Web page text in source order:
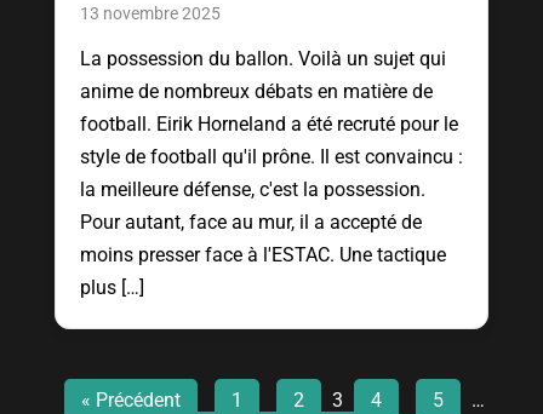
13 novembre 2025
La possession du ballon. Voilà un sujet qui
anime de nombreux débats en matière de
football. Eirik Horneland a été recruté pour le
style de football qu'il prône. Il est convaincu :
la meilleure défense, c'est la possession.
Pour autant, face au mur, il a accepté de
moins presser face à l'ESTAC. Une tactique
plus […]
« Précédent 1 2 3 4 5
…